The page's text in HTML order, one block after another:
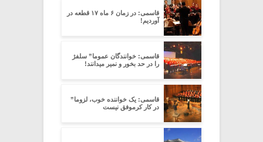
قاسمی: در زمان ۶ ماه ۱۷ قطعه در
آوردیم!
قاسمی: خوانندگان عموما” سلفژ
را در حد بخور و نمیر میدانند!
قاسمی: یک خواننده خوب، لزوما”
در کار کرموفق نیست